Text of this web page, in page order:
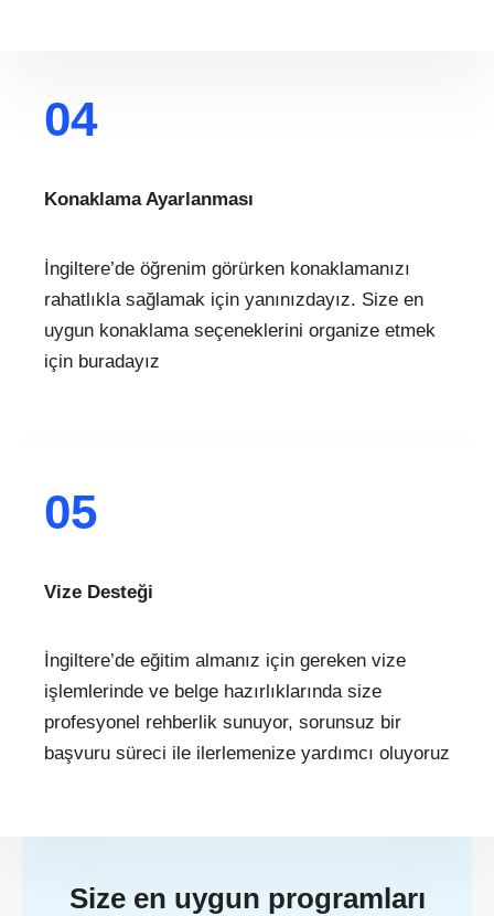
04
Konaklama Ayarlanması
İngiltere’de öğrenim görürken konaklamanızı
rahatlıkla sağlamak için yanınızdayız. Size en
uygun konaklama seçeneklerini organize etmek
için buradayız
05
Vize Desteği
İngiltere’de eğitim almanız için gereken vize
işlemlerinde ve belge hazırlıklarında size
profesyonel rehberlik sunuyor, sorunsuz bir
başvuru süreci ile ilerlemenize yardımcı oluyoruz
Size en uygun programları